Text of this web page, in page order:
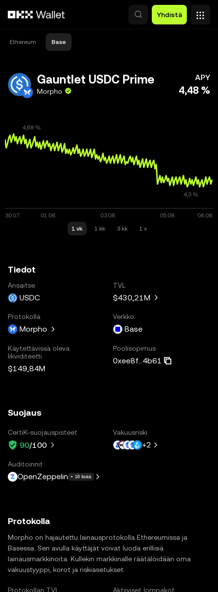
Yhdistä
Ethereum Base
Gauntlet USDC Prime
Morpho
APY
4,48 %
1 vk 1 kk 3 kk 1 v
Tiedot
Ansaitse
USDC
TVL
$430,21M
Protokolla
Morpho
Verkko
Base
Käytettävissä oleva
likviditeetti
$149,84M
Poolisopimus
0xee8f...4b61
Suojaus
CertiK-suojauspisteet
90/100
Vakuusriski
+2
Auditoinnit
OpenZeppelin + 16 lisää
Protokolla
Morpho on hajautettu lainausprotokolla Ethereumissa ja
Basessa. Sen avulla käyttäjät voivat luoda erillisiä
lainausmarkkinoita. Kullekin markkinalle räätälöidään oma
vakuustyyppi, korot ja riskiasetukset.
Protokollan TVL Aktiiviset lompakot